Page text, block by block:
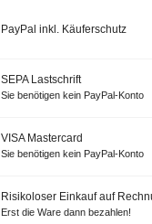
PayPal inkl. Käuferschutz
SEPA Lastschrift
Sie benötigen kein PayPal-Konto
VISA Mastercard
Sie benötigen kein PayPal-Konto
Risikoloser Einkauf auf
Erst die Ware dann bezahlen!